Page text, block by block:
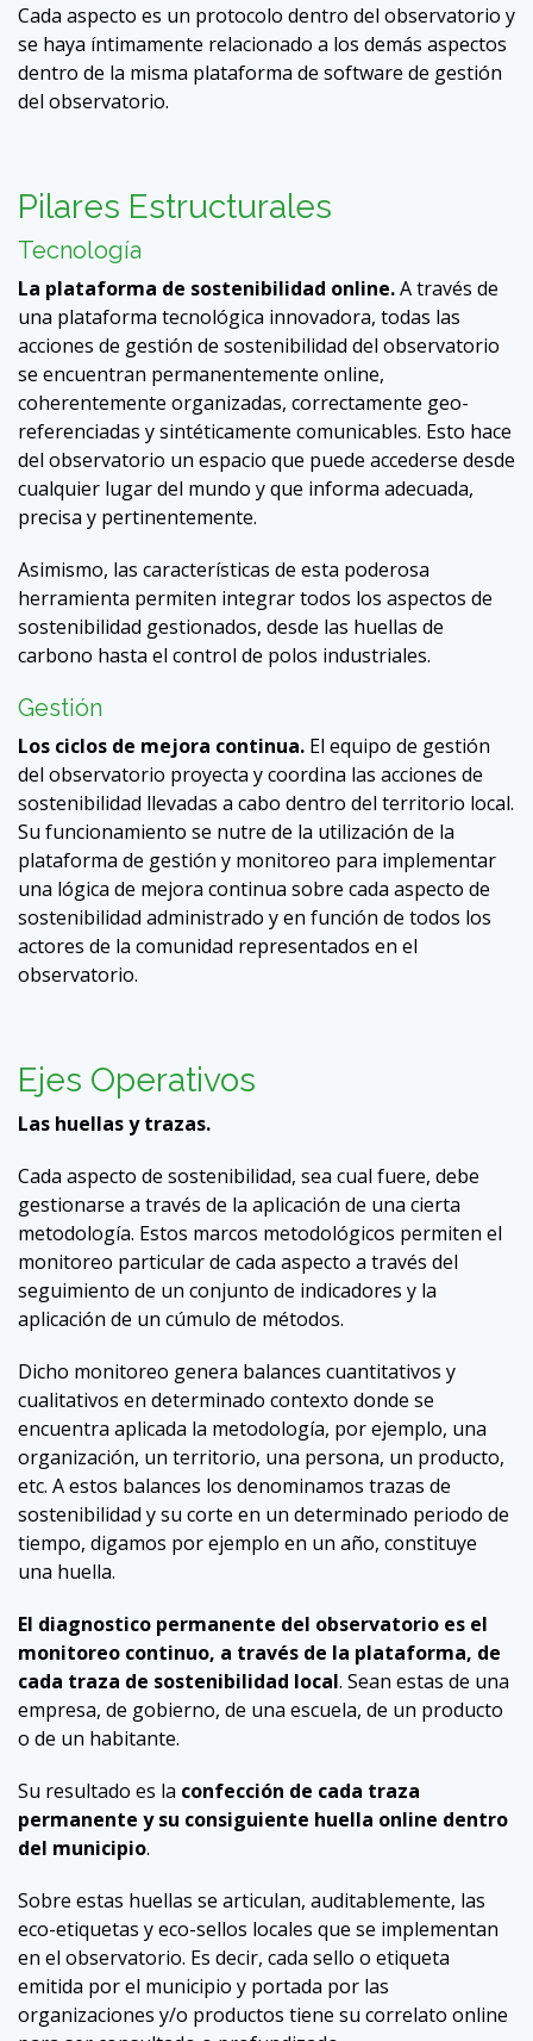
Cada aspecto es un protocolo dentro del observatorio y
se haya íntimamente relacionado a los demás aspectos
dentro de la misma plataforma de software de gestión
del observatorio.
Pilares Estructurales
Tecnología
La plataforma de sostenibilidad online.A través de
una plataforma tecnológica innovadora, todas las
acciones de gestión de sostenibilidad del observatorio
se encuentran permanentemente online,
coherentemente organizadas, correctamente geo-
referenciadas y sintéticamente comunicables. Esto hace
del observatorio un espacio que puede accederse desde
cualquier lugar del mundo y que informa adecuada,
precisa y pertinentemente.
Asimismo, las características de esta poderosa
herramienta permiten integrar todos los aspectos de
sostenibilidad gestionados, desde las huellas de
carbono hasta el control de polos industriales.
Gestión
Los ciclos de mejora continua. El equipo de gestión
del observatorio proyecta y coordina las acciones de
sostenibilidad llevadas a cabo dentro del territorio local.
Su funcionamiento se nutre de la utilización de la
plataforma de gestión y monitoreo para implementar
una lógica de mejora continua sobre cada aspecto de
sostenibilidad administrado y en función de todos los
actores de la comunidad representados en el
observatorio.
Ejes Operativos
Las huellas y trazas.
Cada aspecto de sostenibilidad, sea cual fuere, debe
gestionarse a través de la aplicación de una cierta
metodología. Estos marcos metodológicos permiten el
monitoreo particular de cada aspecto a través del
seguimiento de un conjunto de indicadores y la
aplicación de un cúmulo de métodos.
Dicho monitoreo genera balances cuantitativos y
cualitativos en determinado contexto donde se
encuentra aplicada la metodología, por ejemplo, una
organización, un territorio, una persona, un producto,
etc. A estos balances los denominamos trazas de
sostenibilidad y su corte en un determinado periodo de
tiempo, digamos por ejemplo en un año, constituye
una huella.
El diagnostico permanente del observatorio es el
monitoreo continuo, a través de la plataforma, de
cada traza de sostenibilidad local. Sean estas de una
empresa, de gobierno, de una escuela, de un producto
o de un habitante.
Su resultado es la confección de cada traza
permanente y su consiguiente huella online dentro
del municipio.
Sobre estas huellas se articulan, auditablemente, las
eco-etiquetas y eco-sellos locales que se implementan
en el observatorio. Es decir, cada sello o etiqueta
emitida por el municipio y portada por las
organizaciones y/o productos tiene su correlato online